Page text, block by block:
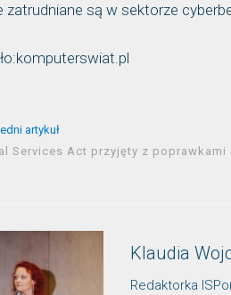
zatrudniane są w sektorze
artykuł
Services Act przyjęty z poprawkami
Klaudia
Redaktorka